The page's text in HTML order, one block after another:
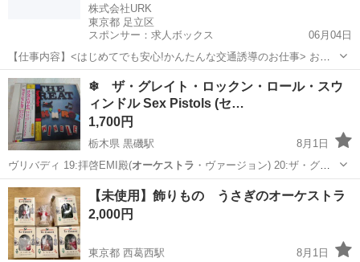
株式会社URK
東京都 足立区
スポンサー：求人ボックス
06月04日
【仕事内容】<はじめてでも安心!かんたんな交通誘導のお仕事> お願
いするのは、住宅街の工事現場で車や人を安全に誘導するお仕事で
す。 工事現場といっても、住宅街が多いので、交通量は少なめで落ち
着いた環境。 しかも、複雑な片側交互通行...
アルバイト・パート
❄ ザ・グレイト・ロックン・ロール・スウ
ィンドル Sex Pistols (セ…
1,700円
栃木県 黒磯駅
8月1日
ヴリバディ 19:拝啓EMI殿(オーケストラ ・ヴァージョン) 20:ザ・グ
レ…
栃木 那須郡 黒磯駅 本/CD/DVD ピストルズ
【未使用】飾りもの うさぎのオーケストラ
2,000円
東京都 西葛西駅
8月1日